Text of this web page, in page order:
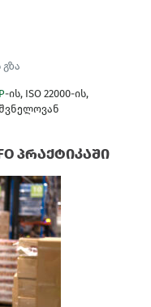
-ის, ISO 22000-ის,
პრაქტიკაში